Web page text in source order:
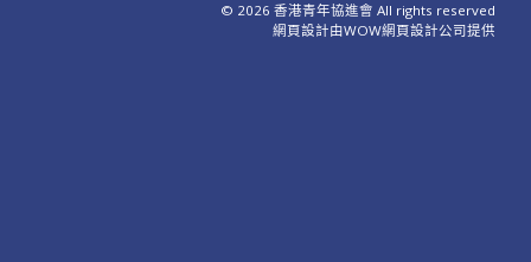
© 2026 香港青年協進會 All rights reserved
網頁設計由WOW網頁設計公司提供